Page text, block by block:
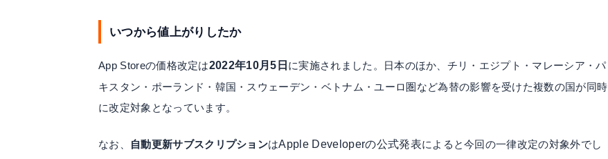
いつから値上がりしたか
App Storeの価格改定は2022年10月5日 に実施されました。日本のほか、チリ・エジプト・マレーシア・パ
キスタン・ポーランド・韓国・スウェーデン・ベトナム・ユーロ圏など為替の影響を受けた複数の国が同時
に改定対象となっています。
なお、 自動更新サブスクリプションはApple Developerの公式発表によると今回の一律改定の対象外でし